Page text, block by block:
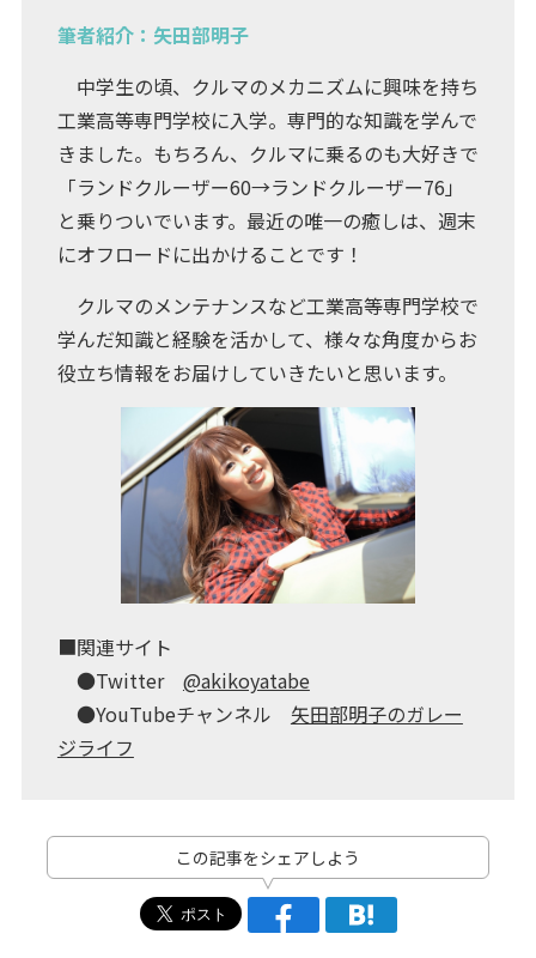
筆者紹介：矢田部明子
中学生の頃、クルマのメカニズムに興味を持ち
工業高等専門学校に入学。専門的な知識を学んで
きました。もちろん、クルマに乗るのも大好きで
「ランドクルーザー60→ランドクルーザー76」
と乗りついでいます。最近の唯一の癒しは、週末
にオフロードに出かけることです！
クルマのメンテナンスなど工業高等専門学校で
学んだ知識と経験を活かして、様々な角度からお
役立ち情報をお届けしていきたいと思います。
■関連サイト
●Twitter @akikoyatabe
●YouTubeチャンネル 矢田部明子のガレー
ジライフ
この記事をシェアしよう